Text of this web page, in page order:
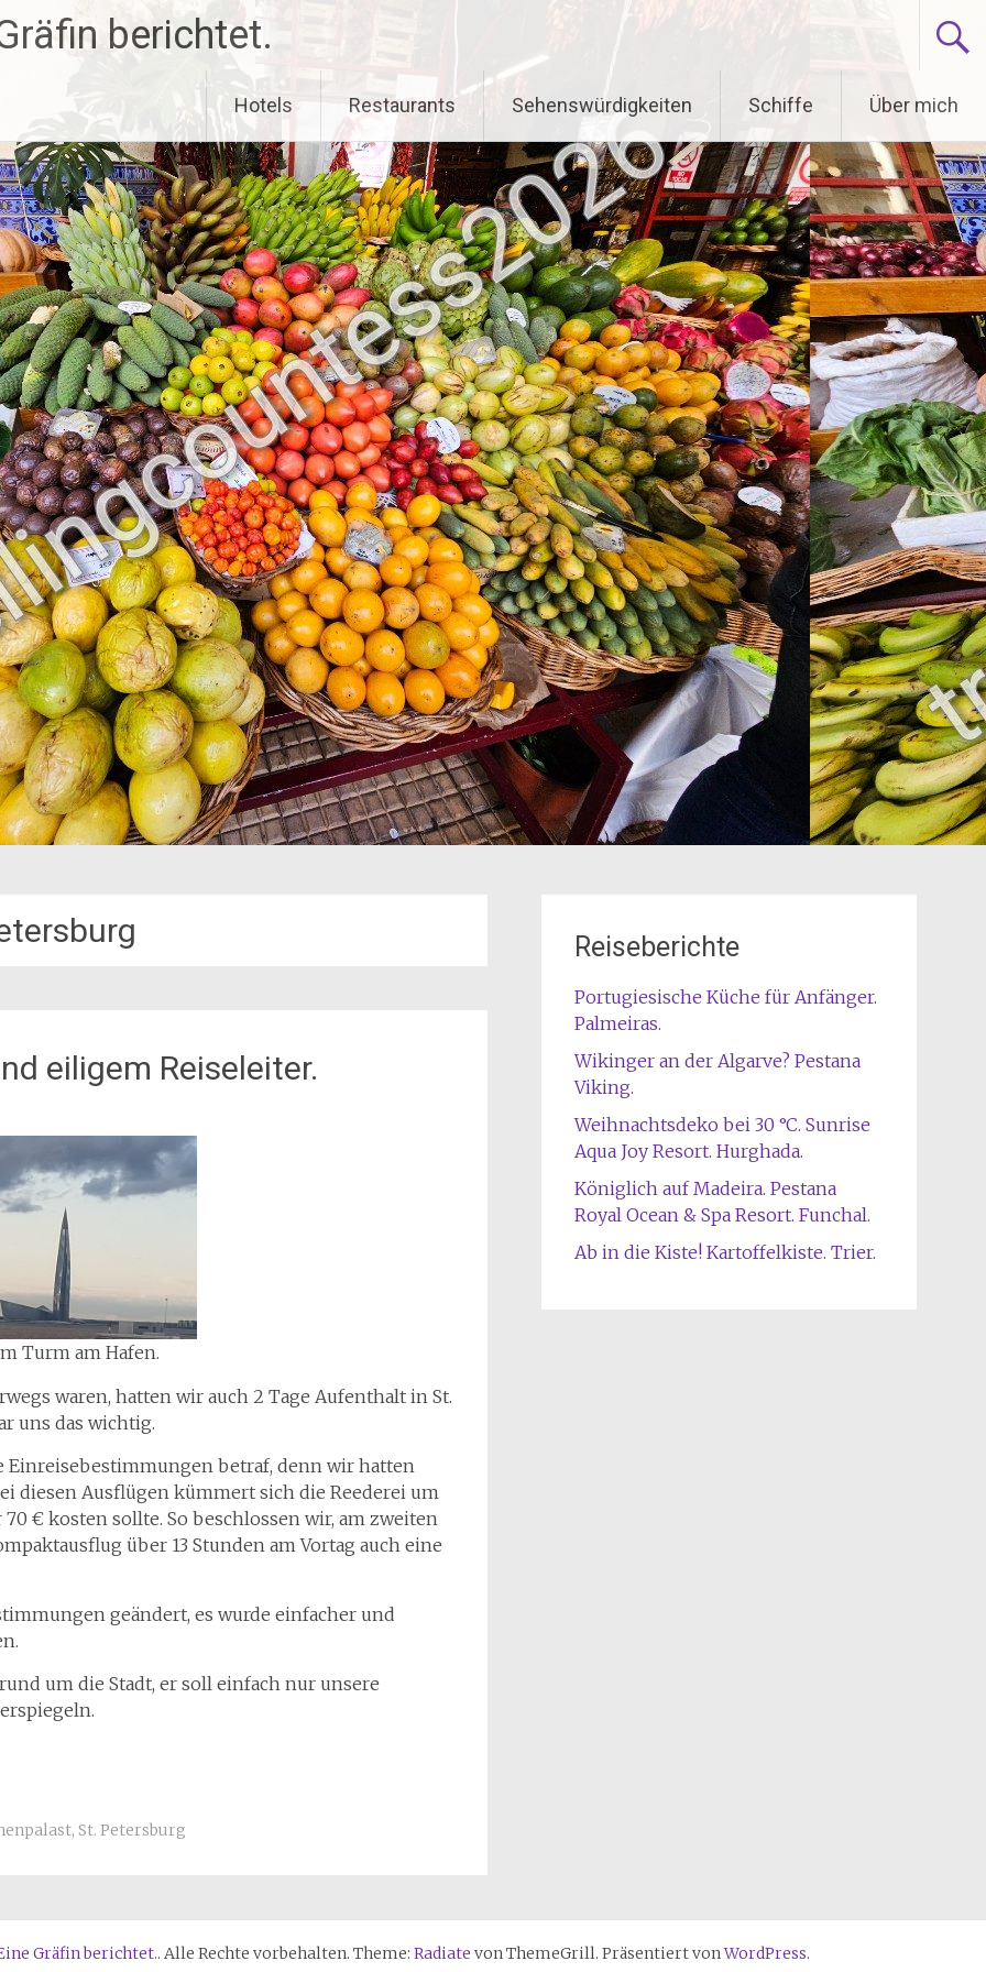
berichtet.
Hotels Restaurants Sehenswürdigkeiten Schiffe Über mich
eiligem Reiseleiter.
Turm am Hafen.
waren, hatten wir auch 2 Tage Aufenthalt in St.
uns das wichtig.
betraf, denn wir hatten
diesen Ausflügen kümmert sich die Reederei um
€ kosten sollte. So beschlossen wir, am zweiten
über 13 Stunden am Vortag auch eine
geändert, es wurde einfacher und
um die Stadt, er soll einfach nur unsere
, St. Petersburg
Reiseberichte
Portugiesische Küche für Anfänger.
Palmeiras.
Wikinger an der Algarve? Pestana
Viking.
Weihnachtsdeko bei 30 °C. Sunrise
Aqua Joy Resort. Hurghada.
Königlich auf Madeira. Pestana
Royal Ocean & Spa Resort. Funchal.
Ab in die Kiste! Kartoffelkiste. Trier.
Gräfin berichtet.. Alle Rechte vorbehalten. Theme: Radiate von ThemeGrill. Präsentiert vonWordPress.